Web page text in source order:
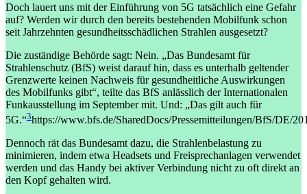
Doch lauert uns mit der Einführung von 5G tatsächlich eine Gefahr
auf? Werden wir durch den bereits bestehenden Mobilfunk schon
seit Jahrzehnten gesundheitsschädlichen Strahlen ausgesetzt?
Die zuständige Behörde sagt: Nein. „Das Bundesamt für
Strahlenschutz (BfS) weist darauf hin, dass es unterhalb geltender
Grenzwerte keinen Nachweis für gesundheitliche Auswirkungen
des Mobilfunks gibt“, teilte das BfS anlässlich der Internationalen
Funkausstellung im September mit. Und: „Das gilt auch für
5G.“3https://www.bfs.de/SharedDocs/Pressemitteilungen/BfS/DE/
Dennoch rät das Bundesamt dazu, die Strahlenbelastung zu
minimieren, indem etwa Headsets und Freisprechanlagen verwendet
werden und das Handy bei aktiver Verbindung nicht zu oft direkt an
den Kopf gehalten wird.